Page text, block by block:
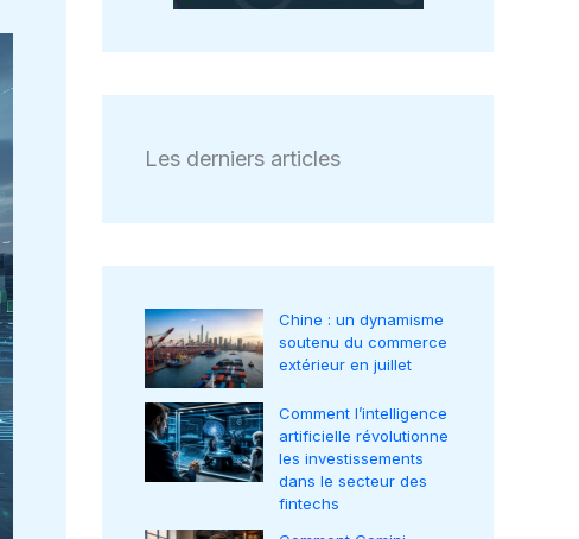
Les derniers articles
Chine : un dynamisme
soutenu du commerce
extérieur en juillet
Comment l’intelligence
artificielle révolutionne
les investissements
dans le secteur des
fintechs